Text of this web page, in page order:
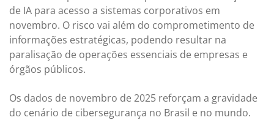
de IA para acesso a sistemas corporativos em
novembro. O risco vai além do comprometimento de
informações estratégicas, podendo resultar na
paralisação de operações essenciais de empresas e
órgãos públicos.
Os dados de novembro de 2025 reforçam a gravidade
do cenário de cibersegurança no Brasil e no mundo.